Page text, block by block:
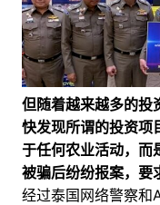
但随着越来越多的投
快发现所谓的投资项
于任何农业活动，而
被骗后纷纷报案，要
经过泰国网络警察和